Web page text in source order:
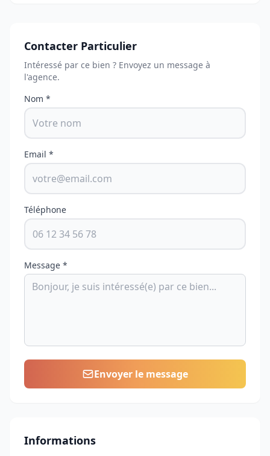
Contacter Particulier
Intéressé par ce bien ? Envoyez un message à
l'agence.
Nom *
Email *
Téléphone
Message *
Envoyer le message
Informations